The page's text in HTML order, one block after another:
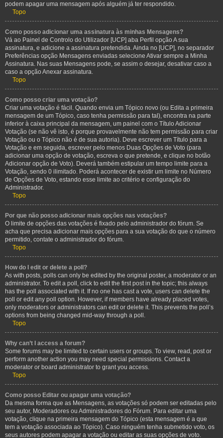
podem apagar uma mensagem após alguém já ter respondido.
Topo
Como posso adicionar uma assinatura às minhas Mensagens?
Vá ao Painel de Controlo do Utilizador [UCP] aba Perfil opção A sua
assinatura, e adicione a assinatura pretendida. Ainda no [UCP], no separador
Preferências opção Mensagens enviadas selecione Ativar sempre a Minha
Assinatura. Nas suas Mensagens pode, se assim o desejar, desativar caso a
caso a opção Anexar assinatura.
Topo
Como posso criar uma votação?
Criar uma votação é fácil. Quando envia um Tópico novo (ou Edita a primeira
mensagem de um Tópico, caso tenha permissão para tal), encontra na parte
inferior à caixa principal da mensagem, um painel com o Título Adicionar
Votação (se não vê isto, é porque provavelmente não tem permissão para criar
Votação ou o Tópico não é de sua autoria). Deve escrever um Título para a
Votação e em seguida, escrever pelo menos Duas Opções de Voto (para
adicionar uma opção de votação, escreva o que pretende, e clique no botão
Adicionar opção de Voto). Deverá também estipular um tempo limite para a
Votação, sendo 0 ilimitado. Poderá acontecer de existir um limite no Número
de Opções de Voto, estando esse limite ao critério e configuração do
Administrador.
Topo
Por que não posso adicionar mais opções nas votações?
O limite de opções das votações é fixado pelo administrador do fórum. Se
acha que precisa adicionar mais opções para a sua votação do que o número
permitido, contate o administrador do fórum.
Topo
How do I edit or delete a poll?
As with posts, polls can only be edited by the original poster, a moderator or an
administrator. To edit a poll, click to edit the first post in the topic; this always
has the poll associated with it. If no one has cast a vote, users can delete the
poll or edit any poll option. However, if members have already placed votes,
only moderators or administrators can edit or delete it. This prevents the poll’s
options from being changed mid-way through a poll.
Topo
Why can’t I access a forum?
Some forums may be limited to certain users or groups. To view, read, post or
perform another action you may need special permissions. Contact a
moderator or board administrator to grant you access.
Topo
Como posso Editar ou apagar uma votação?
Da mesma forma que as Mensagens, as votações só podem ser editadas pelo
seu autor, Moderadores ou Administradores do Fórum. Para editar uma
votação, clique na primeira mensagem do Tópico (esta mensagem é a que
tem a votação associada ao Tópico). Caso ninguém tenha submetido voto, os
seus autores podem apagar a votação ou editar as suas opções de voto.